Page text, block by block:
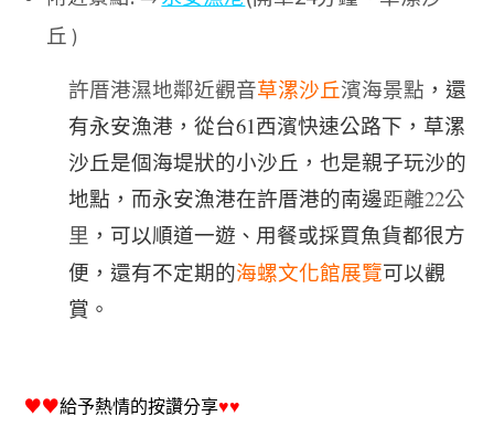
丘 )
許厝港濕地鄰近觀音草漯沙丘濱海景點 ，還
有永安漁港，從台61西濱快速公路下 ，草漯
沙丘是個海堤狀的小沙丘，也是親子玩沙的
地點，而永安漁港在許厝港的南邊距離22公
里 ，可以順道一遊 、 用餐或採買魚貨都很方
便 ，還有不定期的海螺文化館展覽可以觀
賞 。
♥♥給予熱情的按讚分享♥♥